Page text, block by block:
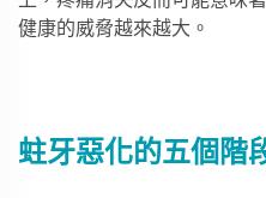
健康的威脅越來越大。
蛀牙惡化的五個階